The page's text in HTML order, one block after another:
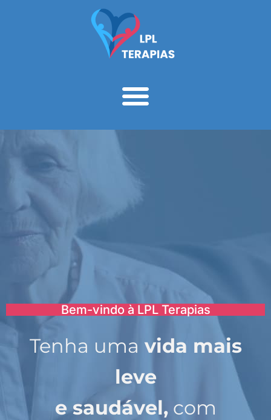
Bem-vindo à LPL Terapias
Tenha uma vida mais
leve
e saudável,com